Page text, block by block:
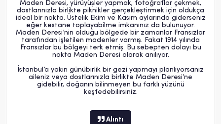
Maden Deresi, yürüyüşler yapmak, fotoğraflar çekmek,
dostlarınızla birlikte piknikler gerçekleştirmek için oldukça
ideal bir nokta. Üstelik Ekim ve Kasım aylarında giderseniz
eğer kestane toplayabilme imkanınız da bulunuyor.
Maden Deresi’nin olduğu bölgede bir zamanlar Fransızlar
tarafından işletilen madenler varmış. Fakat 1914 yılında
Fransızlar bu bölgeyi terk etmiş. Bu sebepten dolayı bu
nokta Maden Deresi olarak anılıyor.
İstanbul’a yakın günübirlik bir gezi yapmayı planlıyorsanız
aileniz veya dostlarınızla birlikte Maden Deresi’ne
gidebilir, doğanın bilinmeyen bu farklı yüzünü
keşfedebilirsiniz.
Alıntı